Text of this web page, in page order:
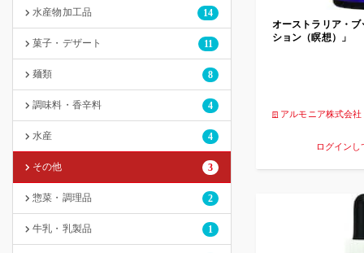
水産物加工品 14
菓子・デザート 11
麺類 8
調味料・香辛料 4
水産 4
その他 3
惣菜・調理品 2
牛乳・乳製品 1
オーストラリア・
ション（瞑想）」
アルモニア株式会社
ログイン